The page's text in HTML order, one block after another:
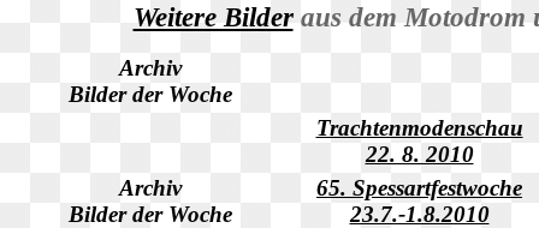
Weitere Bilder aus dem Motodrom
Archiv
Bilder der Woche
Trachtenmodenschau
22. 8. 2010
Archiv
Bilder der Woche
65. Spessartfestwoche
23.7.-1.8.2010